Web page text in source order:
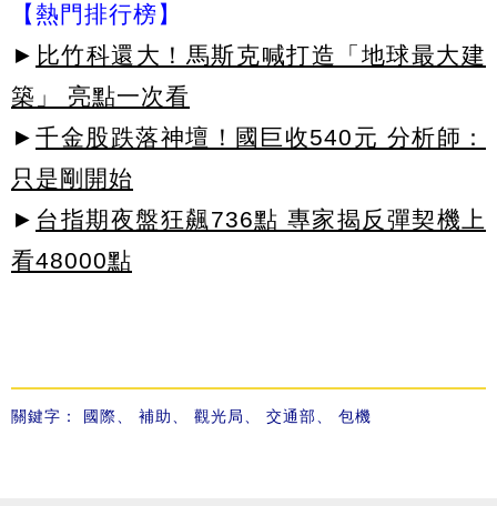
【熱門排行榜】
► 比竹科還大！馬斯克喊打造「地球最大建
築」 亮點一次看
► 千金股跌落神壇！國巨收540元 分析師：
只是剛開始
► 台指期夜盤狂飆736點 專家揭反彈契機上
看48000點
關鍵字： 國際、 補助、 觀光局、 交通部、 包機